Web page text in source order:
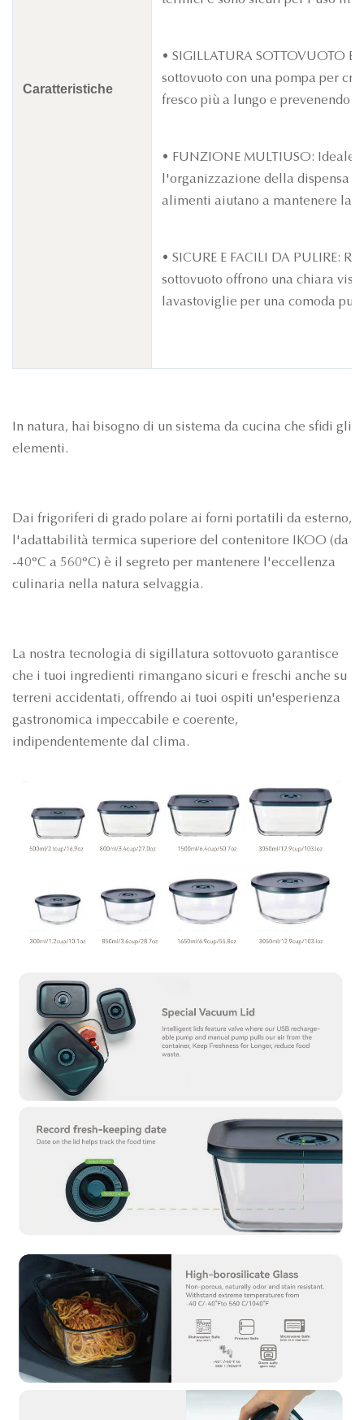
Caratteristiche
• SIGILLATURA SOTTOVUOTO
sottovuoto con una pompa per
fresco più a lungo e prevenendo
• FUNZIONE MULTIUSO:
l'organizzazione della dispensa
alimenti aiutano a mantenere la
• SICURE E FACILI DA PULIRE:
sottovuoto offrono una chiara
lavastoviglie per una comoda
In natura, hai bisogno di un sistema da cucina che sfidi gli
elementi.
Dai frigoriferi di grado polare ai forni portatili da esterno,
l'adattabilità termica superiore del contenitore IKOO (da
-40°C a 560°C) è il segreto per mantenere l'eccellenza
culinaria nella natura selvaggia.
La nostra tecnologia di sigillatura sottovuoto garantisce
che i tuoi ingredienti rimangano sicuri e freschi anche su
terreni accidentati, offrendo ai tuoi ospiti un'esperienza
gastronomica impeccabile e coerente,
indipendentemente dal clima.